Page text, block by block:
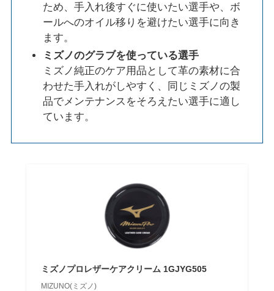
ため、手入れ後すぐに使いたい選手や、ボ
ールへのオイル移りを避けたい選手に向き
ます。
ミズノのグラブを使っている選手
ミズノ純正のケア用品として革の素材に合
わせた手入れがしやすく、同じミズノの製
品でメンテナンスをそろえたい選手に適し
ています。
ミズノプロレザーケアクリーム 1GJYG505
MIZUNO(ミズノ)